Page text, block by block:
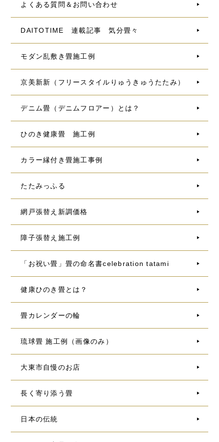
よくある質問＆お問い合わせ
DAITOTIME 連載記事 気分畳々
モダン乱敷き畳施工例
京美新新（フリースタイルりゅうきゅうたたみ）
デニム畳（デニムフロアー）とは？
ひのき健康畳 施工例
カラー縁付き畳施工事例
たたみっふる
網戸張替え新調価格
障子張替え施工例
「お祝い畳」畳の命名書celebration tatami
健康ひのき畳とは？
畳カレンダーの輪
琉球畳 施工例（画像のみ）
大東市自慢のお店
長く寄り添う畳
日本の伝統